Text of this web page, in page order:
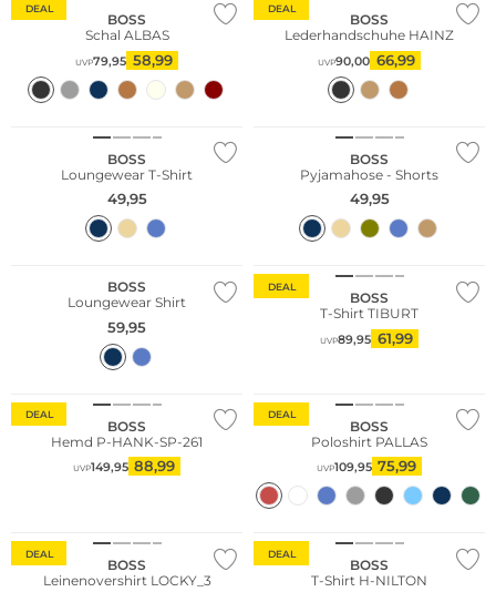
DEAL
BOSS
Schal ALBAS
UVP79,95 58,99
DEAL
BOSS
Lederhandschuhe HAINZ
UVP90,00 66,99
BOSS
Loungewear T-Shirt
49,95
BOSS
Pyjamahose - Shorts
49,95
BOSS
Loungewear Shirt
59,95
DEAL
Große Größen
BOSS
T-Shirt TIBURT
UVP89,95 61,99
DEAL
BOSS
Hemd P-HANK-SP-261
UVP149,95 88,99
DEAL
BOSS
Poloshirt PALLAS
UVP109,95 75,99
DEAL
BOSS
Leinenovershirt LOCKY_3
DEAL
Große Größen
BOSS
T-Shirt H-NILTON